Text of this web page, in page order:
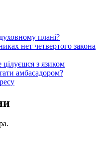
плані?
нет четвертого закона
з язиком
амбасадором?